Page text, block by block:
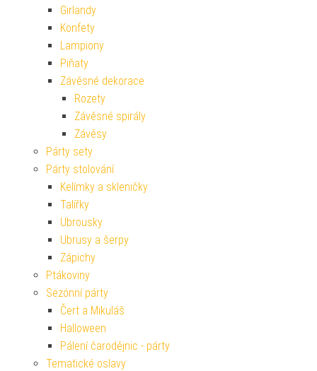
Girlandy
Konfety
Lampiony
Piňaty
Závěsné dekorace
Rozety
Závěsné spirály
Závěsy
Párty sety
Párty stolování
Kelímky a skleničky
Talířky
Ubrousky
Ubrusy a šerpy
Zápichy
Ptákoviny
Sezónní párty
Čert a Mikuláš
Halloween
Pálení čarodějnic - párty
Tematické oslavy